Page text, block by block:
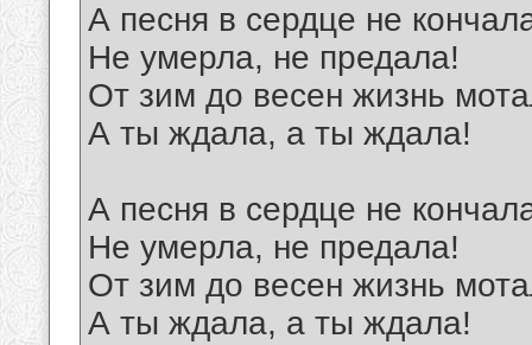
А песня в сердце не
Не умерла, не предала!
От зим до весен жизнь
А ты ждала, а ты ждала!
А песня в сердце не
Не умерла, не предала!
От зим до весен жизнь
А ты ждала, а ты ждала!